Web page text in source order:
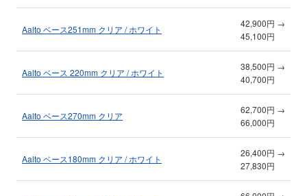
Aalto ベース251mm クリア / ホワイト
42,900円 →
45,100円
Aalto ベース 220mm クリア / ホワイト
38,500円 →
40,700円
Aalto ベース270mm クリア
62,700円 →
66,000円
Aalto ベース180mm クリア / ホワイト
26,400円 →
27,830円